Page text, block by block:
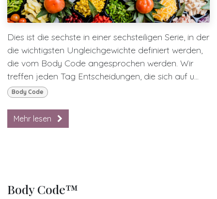
Dies ist die sechste in einer sechsteiligen Serie, in der
die wichtigsten Ungleichgewichte definiert werden,
die vom Body Code angesprochen werden. Wir
treffen jeden Tag Entscheidungen, die sich auf u...
Body Code
Mehr lesen
Body Code™